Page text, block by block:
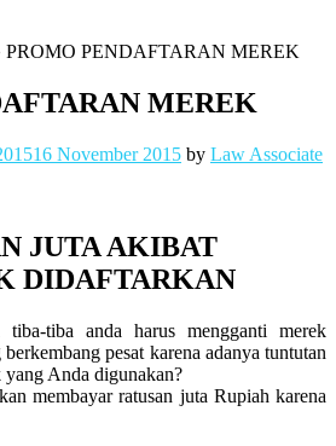
PROMO PENDAFTARAN MEREK
MEREK
16 November 2015 by Law Associate
JUTA AKIBAT
DIDAFTARKAN
tiba-tiba anda harus mengganti merek
pesat karena adanya tuntutan
Anda digunakan?
membayar ratusan juta Rupiah karena